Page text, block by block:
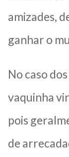
amizades,
ganhar o
No caso
vaquinha
pois
de